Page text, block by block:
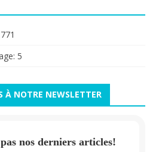
5
À NOTRE NEWSLETTER
nos derniers articles!